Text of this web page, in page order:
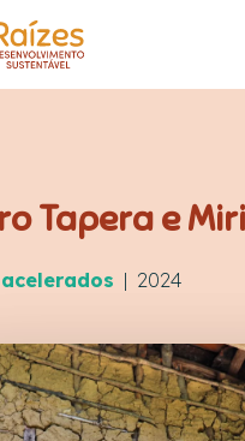
Tapera e
| 2024